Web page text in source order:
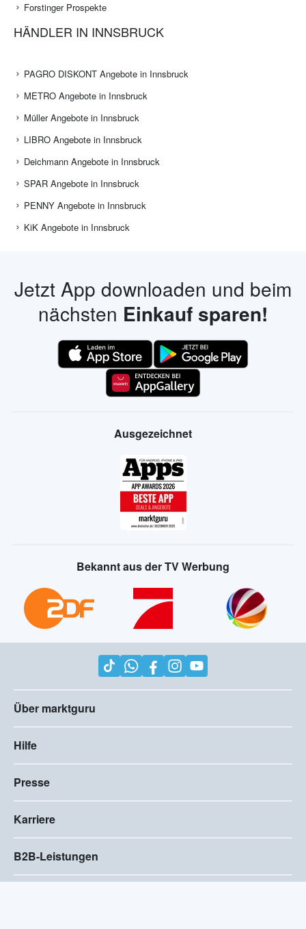
Forstinger Prospekte
HÄNDLER IN INNSBRUCK
PAGRO DISKONT Angebote in Innsbruck
METRO Angebote in Innsbruck
Müller Angebote in Innsbruck
LIBRO Angebote in Innsbruck
Deichmann Angebote in Innsbruck
SPAR Angebote in Innsbruck
PENNY Angebote in Innsbruck
KiK Angebote in Innsbruck
Jetzt App downloaden und beim
nächsten Einkauf sparen!
Ausgezeichnet
Bekannt aus der TV Werbung
Über marktguru
Hilfe
Presse
Karriere
B2B-Leistungen